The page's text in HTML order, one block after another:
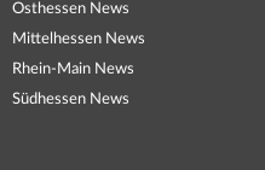
Osthessen News
Mittelhessen News
Rhein-Main News
Südhessen News